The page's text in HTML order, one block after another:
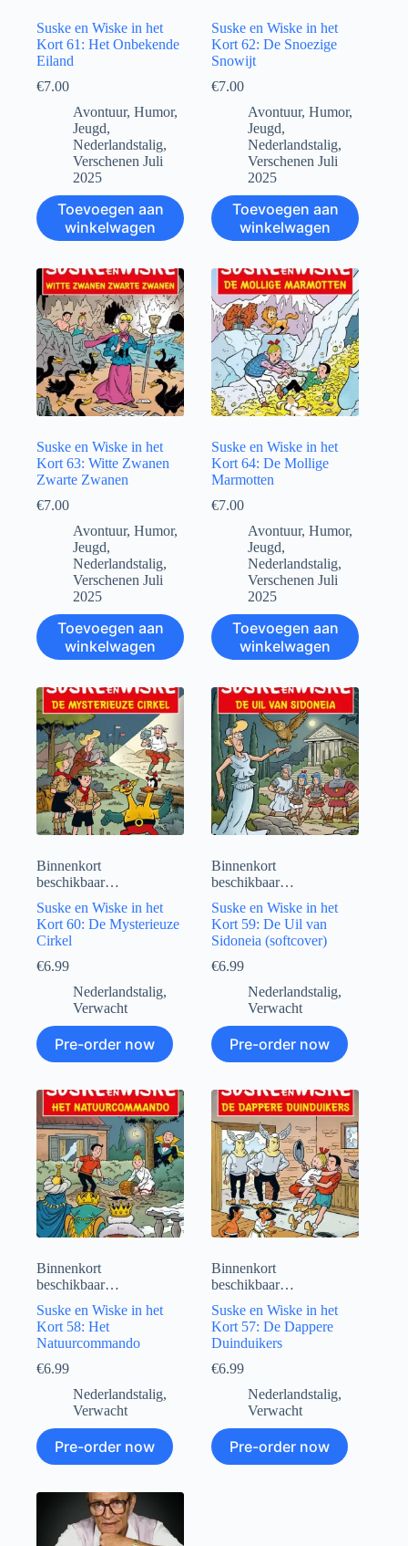
Suske en Wiske in het
Kort 61: Het Onbekende
Eiland
€7.00
Avontuur, Humor,
Jeugd,
Nederlandstalig,
Verschenen Juli
2025
Toevoegen aan
winkelwagen
Suske en Wiske in het
Kort 62: De Snoezige
Snowijt
€7.00
Avontuur,Humor,
Jeugd,
Nederlandstalig,
Verschenen Juli
2025
Toevoegen aan
winkelwagen
Suske en Wiske in het
Kort 63: Witte Zwanen
Zwarte Zwanen
€7.00
Avontuur, Humor,
Jeugd,
Nederlandstalig,
Verschenen Juli
2025
Toevoegen aan
winkelwagen
Suske en Wiske in het
Kort 64: De Mollige
Marmotten
€7.00
Avontuur,Humor,
Jeugd,
Nederlandstalig,
Verschenen Juli
2025
Toevoegen aan
winkelwagen
Binnenkort
beschikbaar…
Suske en Wiske in het
Kort 60: De Mysterieuze
Cirkel
€6.99
Nederlandstalig,
Verwacht
Pre-order now
Binnenkort
beschikbaar…
Suske en Wiske in het
Kort 59: De Uil van
Sidoneia (softcover)
€6.99
Nederlandstalig,
Verwacht
Pre-order now
Binnenkort
beschikbaar…
Suske en Wiske in het
Kort 58: Het
Natuurcommando
€6.99
Nederlandstalig,
Verwacht
Pre-order now
Binnenkort
beschikbaar…
Suske en Wiske in het
Kort 57: De Dappere
Duinduikers
€6.99
Nederlandstalig,
Verwacht
Pre-order now